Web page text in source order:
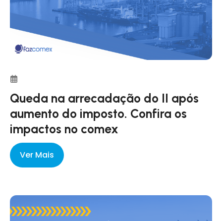
Queda na arrecadação do II após
aumento do imposto. Confira os
impactos no comex
Ver Mais